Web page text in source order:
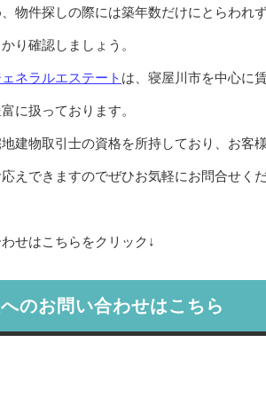
物件探しの際には築年数だけにとらわれ
り確認しましょう。
ネラルエステート は、寝屋川市を中心に
に扱っております。
建物取引士の資格を所持しており、お客
えできますのでぜひお気軽にお問合せく
せはこちらをクリック↓
のお問い合わせはこちら